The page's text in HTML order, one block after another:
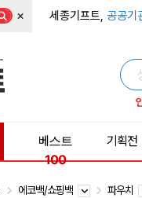
× 세종기프트, 공공기
베스트
100
기획전
에코백/쇼핑백 파우치